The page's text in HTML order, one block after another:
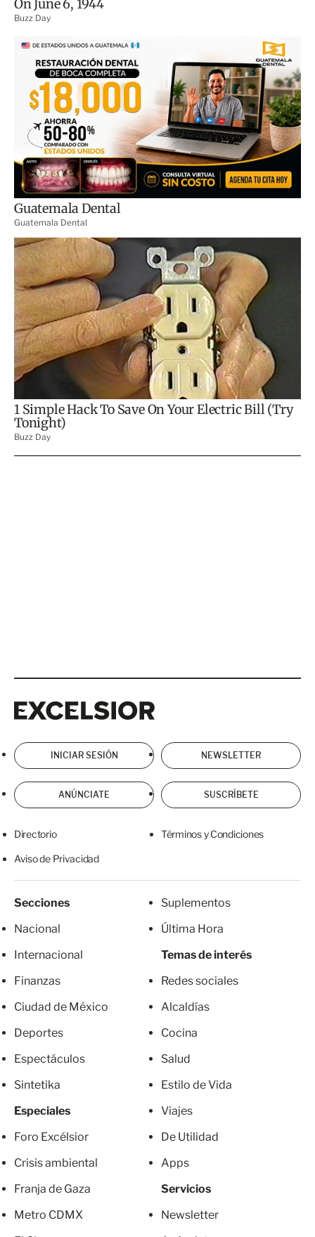
INICIAR SESIÓN NEWSLETTER
ANÚNCIATE SUSCRÍBETE
Directorio Términos y Condiciones
Aviso de Privacidad
Secciones
Nacional
Internacional
Finanzas
Ciudad de México
Deportes
Espectáculos
Sintetika
Especiales
Foro Excélsior
Crisis ambiental
Franja de Gaza
Metro CDMX
Suplementos
Última Hora
Temas de interés
Redes sociales
Alcaldías
Cocina
Salud
Estilo de Vida
Viajes
De Utilidad
Apps
Servicios
Newsletter